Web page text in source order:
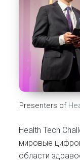
Presenters of
Health Tech
мировые
области